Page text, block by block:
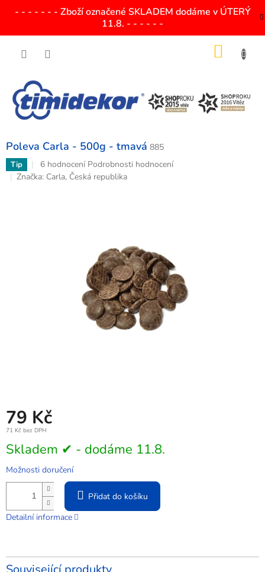
- - - - - - - Zboží označené SKLADEM dodáme v ÚTERÝ
11.8. - - - - - -
Poleva Carla - 500g - tmavá 885
Tip
Průměrné
hodnocení
6 hodnocení Podrobnosti hodnocení
Značka: Carla, Česká republika
79 Kč
71 Kč bez DPH
Měrná
cena:
Skladem ✔ - dodáme 11.8.
Možnosti doručení
Přidat do košíku
Detailní informace